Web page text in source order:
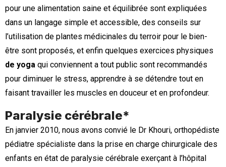
pour une alimentation saine et équilibrée sont expliquées
dans un langage simple et accessible, des conseils sur
l’utilisation de plantes médicinales du terroir pour le bien-
être sont proposés, et enfin quelques exercices physiques
de yoga qui conviennent a tout public sont recom­mandés
pour diminuer le stress, apprendre à se détendre tout en
faisant travailler les muscles en douceur et en profondeur.
Paralysie cérébrale*
En janvier 2010, nous avons convié le Dr Khouri, orthopé­diste
pédiatre spécialiste dans la prise en charge chirurgi­cale des
enfants en état de paralysie cérébrale exerçant à l’hôpital